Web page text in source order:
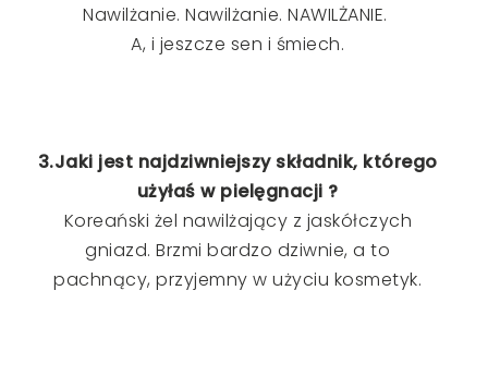
Nawilżanie. Nawilżanie. NAWILŻANIE.
A, i jeszcze sen i śmiech.
3.Jaki jest najdziwniejszy składnik, którego
użyłaś w pielęgnacji ?
Koreański żel nawilżający z jaskółczych
gniazd. Brzmi bardzo dziwnie, a to
pachnący, przyjemny w użyciu kosmetyk.